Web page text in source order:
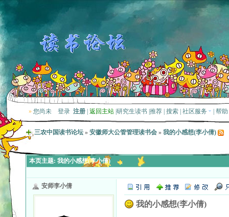
» 您尚未 登录 注册 返回主站 研究生读书 推荐 搜索 社区服务 帮助
三农中国读书论坛 » 安徽师大公管管理读书会 » 我的小感想(李小倩)
本页主题: 我的小感想(李小倩)
安师李小倩
我的小感想(李小倩)